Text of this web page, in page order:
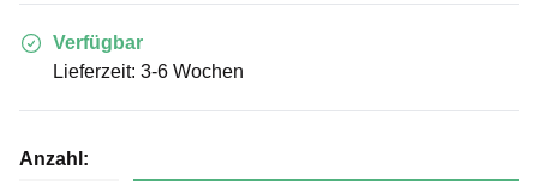
Verfügbar
Lieferzeit: 3-6 Wochen
Anzahl: